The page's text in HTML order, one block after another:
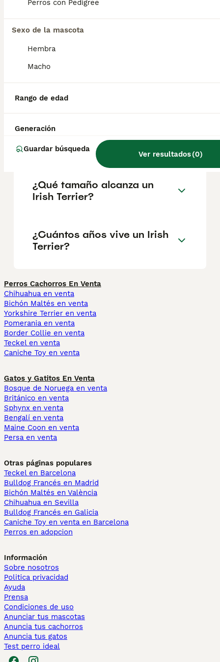
Perros con Pedigree
Sexo de la mascota
Hembra
Macho
Rango de edad
Generación
Guardar búsqueda
Ver resultados(0)
Informarse bien y comparar opciones antes
decisión.
Terrier?
¿Es el terrier irlandés una
buena mascota?
¿Qué tamaño alcanza un
Irish Terrier?
¿Cuántos años vive un Irish
Terrier?
Perros Cachorros En Venta
Chihuahua en venta
Bichón Maltés en venta
Yorkshire Terrier en venta
Pomerania en venta
Border Collie en venta
Teckel en venta
Caniche Toy en venta
Gatos y Gatitos En Venta
Bosque de Noruega en venta
Británico en venta
Sphynx en venta
Bengalí en venta
Maine Coon en venta
Persa en venta
Otras páginas populares
Teckel en Barcelona
Bulldog Francés en Madrid
Bichón Maltés en València
Chihuahua en Sevilla
Bulldog Francés en Galicia
Caniche Toy en venta en Barcelona
Perros en adopcion
Información
Sobre nosotros
Politica privacidad
Ayuda
Prensa
Condiciones de uso
Anunciar tus mascotas
Anuncia tus cachorros
Anuncia tus gatos
Test perro ideal